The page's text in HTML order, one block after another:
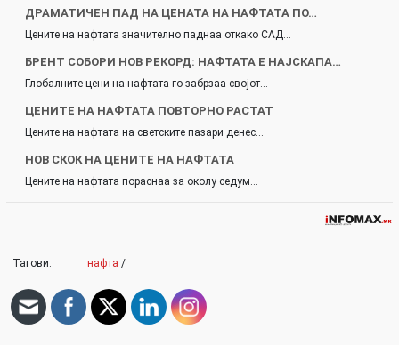
ДРАМАТИЧЕН ПАД НА ЦЕНАТА НА НАФТАТА ПО…
Цените на нафтата значително паднаа откако САД…
БРЕНТ СОБОРИ НОВ РЕКОРД: НАФТАТА Е НАЈСКАПА…
Глобалните цени на нафтата го забрзаа својот…
ЦЕНИТЕ НА НАФТАТА ПОВТОРНО РАСТАТ
Цените на нафтата на светските пазари денес…
НОВ СКОК НА ЦЕНИТЕ НА НАФТАТА
Цените на нафтата пораснаа за околу седум…
Тагови: нафта /